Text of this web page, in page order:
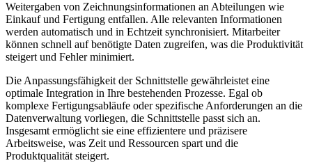
Weitergaben von Zeichnungsinformationen an Abteilungen wie
Einkauf und Fertigung entfallen. Alle relevanten Informationen
werden automatisch und in Echtzeit synchronisiert. Mitarbeiter
können schnell auf benötigte Daten zugreifen, was die Produktivität
steigert und Fehler minimiert.
Die Anpassungsfähigkeit der Schnittstelle gewährleistet eine
optimale Integration in Ihre bestehenden Prozesse. Egal ob
komplexe Fertigungsabläufe oder spezifische Anforderungen an die
Datenverwaltung vorliegen, die Schnittstelle passt sich an.
Insgesamt ermöglicht sie eine effizientere und präzisere
Arbeitsweise, was Zeit und Ressourcen spart und die
Produktqualität steigert.